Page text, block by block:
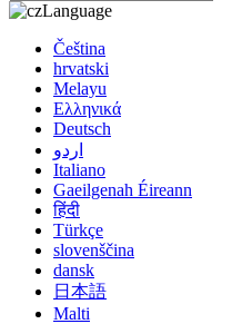
Language
Čeština
hrvatski
Melayu
Ελληνικά
Deutsch
اردو
Italiano
Gaeilgenah Éireann
हिंदी
Türkçe
slovenščina
dansk
日本語
Malti